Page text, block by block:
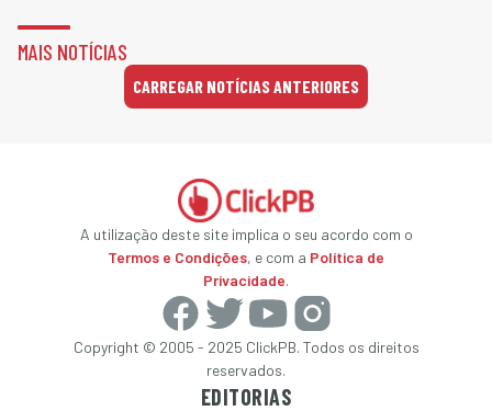
MAIS NOTÍCIAS
CARREGAR NOTÍCIAS ANTERIORES
A utilização deste site implica o seu acordo com o
Termos e Condições, e com a Política de
Privacidade.
Copyright © 2005 - 2025 ClickPB. Todos os direitos
reservados.
EDITORIAS